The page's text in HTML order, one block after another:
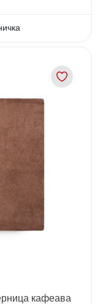
кафеава